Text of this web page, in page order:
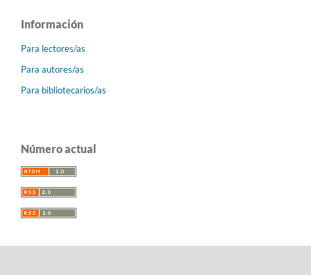
Información
Para lectores/as
Para autores/as
Para bibliotecarios/as
Número actual